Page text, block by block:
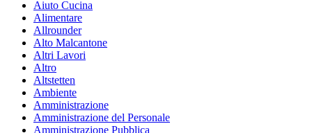
Aiuto Cucina
Alimentare
Allrounder
Alto Malcantone
Altri Lavori
Altro
Altstetten
Ambiente
Amministrazione
Amministrazione del Personale
Amministrazione Pubblica